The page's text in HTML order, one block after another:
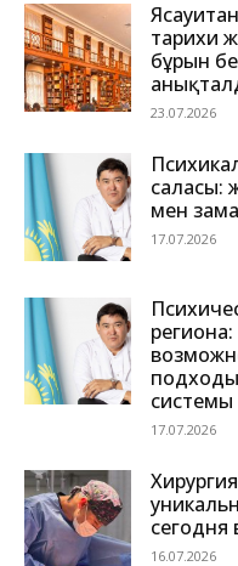
тарихи
бұрын
23.07.2026
саласы:
мен
17.07.2026
17.07.2026
16.07.2026